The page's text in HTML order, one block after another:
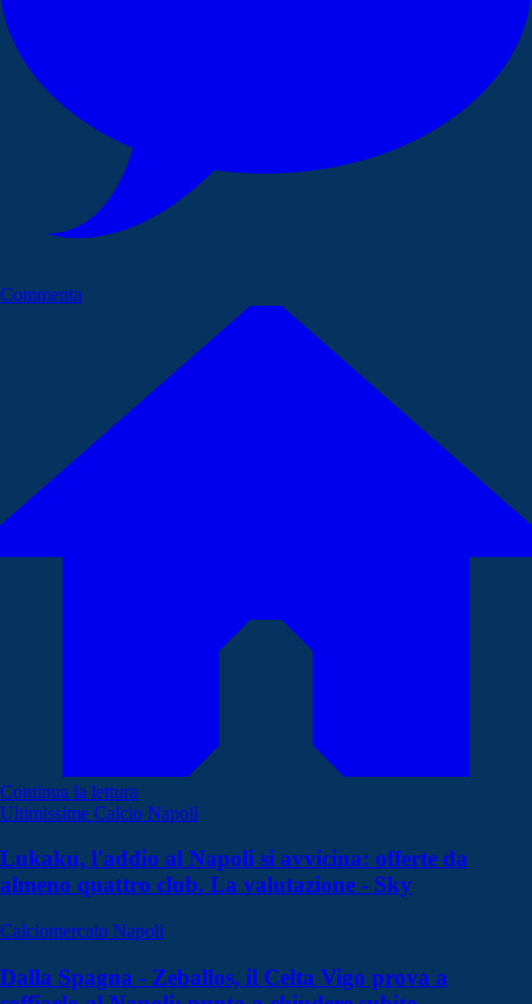
Commenta
Continua la lettura
Ultimissime Calcio Napoli
Lukaku, l'addio al Napoli si avvicina: offerte da
almeno quattro club. La valutazione - Sky
Calciomercato Napoli
Dalla Spagna - Zeballos, il Celta Vigo prova a